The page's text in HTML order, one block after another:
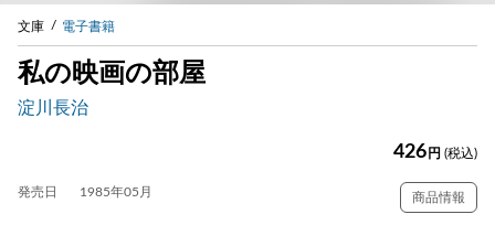
文庫 電子書籍
私の映画の部屋
淀川長治
426 円 (税込)
発売日 1985年05月 商品情報